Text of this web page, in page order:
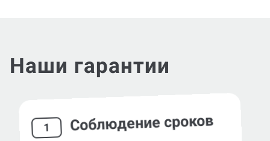
Наши гарантии
1 Соблюдение сроков